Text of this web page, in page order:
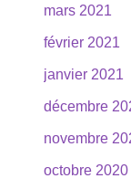
mars 2021
février 2021
janvier 2021
décembre
novembre
octobre 2020